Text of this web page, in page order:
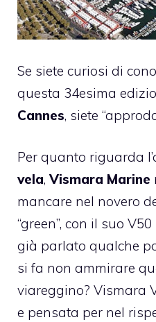
Se siete curiosi di
questa 34esima
Cannes, siete
Per quanto riguarda
vela,Vismara Marine
mancare nel novero
“green”, con il suo V50
già parlato qualche
si fa non ammirare
viareggino? Vismara
e pensata per nel